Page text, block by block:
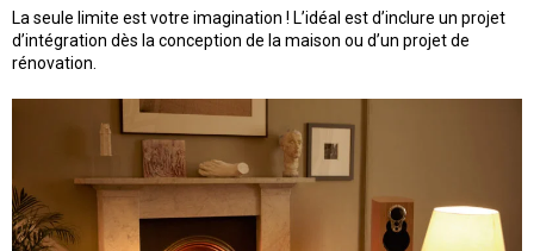
La seule limite est votre imagination ! L’idéal est d’inclure un projet
d’intégration dès la conception de la maison ou d’un projet de
rénovation.